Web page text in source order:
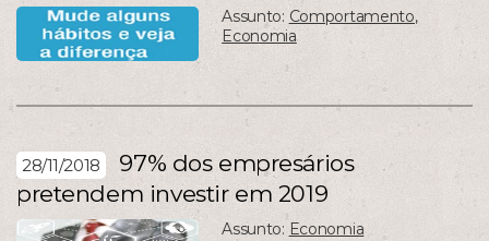
Assunto: Comportamento,
Economia
28/11/2018
97% dos empresários
pretendem investir em 2019
Assunto: Economia